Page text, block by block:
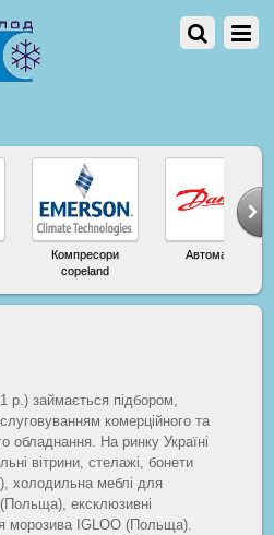
Компресори
copeland
Автоматика
р.) займається підбором,
комерційного та
обладнання. На ринку Україні
вітрини, стелажі, бонети
холодильна меблі для
ексклюзивні
морозива IGLOO (Польща).